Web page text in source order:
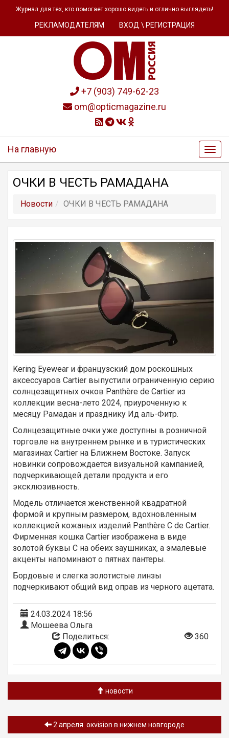
Журнал для тех, кто помогает хорошо видеть и отлично выглядеть!
РЕКЛАМОДАТЕЛЯМ ВХОД \ РЕГИСТРАЦИЯ
+7 (903) 749-62-23
om@opticmagazine.ru
На главную
ОЧКИ В ЧЕСТЬ РАМАДАНА
Новости ОЧКИ В ЧЕСТЬ РАМАДАНА
Kering Eyewear и французский дом роскошных
аксессуаров Cartier выпустили ограниченную серию
солнцезащитных очков Panthère de Cartier из
коллекции весна-лето 2024, приуроченную к
месяцу Рамадан и празднику Ид аль-Фитр.
Солнцезащитные очки уже доступны в розничной
торговле на внутреннем рынке и в туристических
магазинах Cartier на Ближнем Востоке. Запуск
новинки сопровождается визуальной кампанией,
подчеркивающей детали продукта и его
эксклюзивность.
Модель отличается женственной квадратной
формой и крупным размером, вдохновленным
коллекцией кожаных изделий Panthère C de Cartier.
Фирменная кошка Cartier изображена в виде
золотой буквы С на обеих заушниках, а эмалевые
акценты напоминают о пятнах пантеры.
Бордовые и слегка золотистые линзы
подчеркивают общий вид оправ из черного ацетата.
24.03.2024 18:56
Мошеева Ольга
Поделиться:
360
новости
2 апреля. окvision в нижнем новгороде